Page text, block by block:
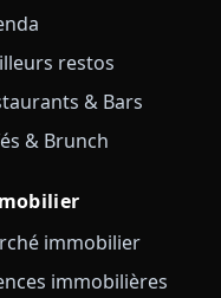
restos
& Bars
& Brunch
immobilier
immobilières